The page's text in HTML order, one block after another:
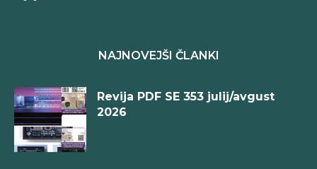
NAJNOVEJŠI ČLANKI
Revija PDF SE 353 julij/avgust
2026